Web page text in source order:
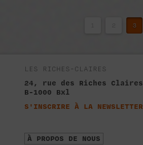
3
LES RICHES-CLAIRES
24, rue des Riches Claires
B-1000 Bxl
S'INSCRIRE À LA NEWSLETTER
À PROPOS DE NOUS